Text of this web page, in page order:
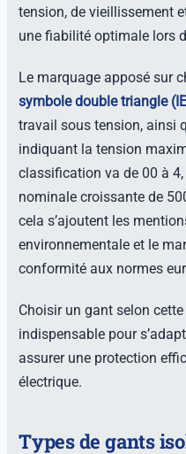
tension, de vieillissement
une fiabilité optimale lors
Le marquage apposé sur
symbole double triangle
travail sous tension, ainsi
indiquant la tension
classification va de 00 à
nominale croissante de
cela s’ajoutent les
environnementale et le
conformité aux normes
Choisir un gant selon
indispensable pour
assurer une protection
électrique.
Types de gants